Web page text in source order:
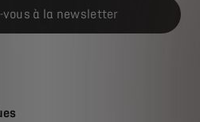
vous à la newsletter